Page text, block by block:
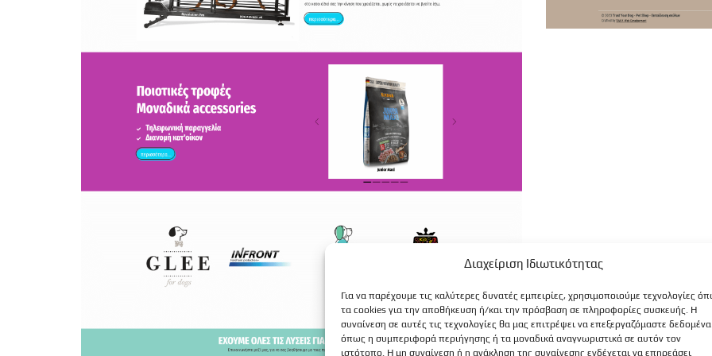
Διαχείριση Ιδιωτικότητας
Για να παρέχουμε τις καλύτερες δυνατές εμπειρίες, χρησιμοποιούμε τεχνολογίες
τα cookies για την αποθήκευση ή/και την πρόσβαση σε πληροφορίες συσκευής. Η
συναίνεση σε αυτές τις τεχνολογίες θα μας επιτρέψει να επεξεργαζόμαστε δεδομένα
όπως η συμπεριφορά περιήγησης ή τα μοναδικά αναγνωριστικά σε αυτόν τον
ιστότοπο. Η μη συναίνεση ή η ανάκληση της συναίνεσης ενδέχεται να επηρεάσει